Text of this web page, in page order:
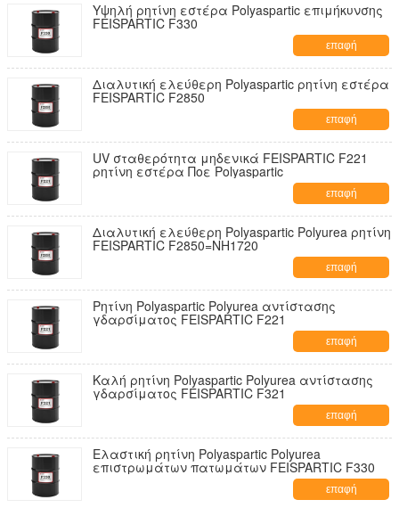
Υψηλή ρητίνη εστέρα Polyaspartic επιμήκυνσης
FEISPARTIC F330
επαφή
Διαλυτική ελεύθερη Polyaspartic ρητίνη εστέρα
FEISPARTIC F2850
επαφή
UV σταθερότητα μηδενικά FEISPARTIC F221
ρητίνη εστέρα Ποε Polyaspartic
επαφή
Διαλυτική ελεύθερη Polyaspartic Polyurea ρητίνη
FEISPARTIC F2850=NH1720
επαφή
Ρητίνη Polyaspartic Polyurea αντίστασης
γδαρσίματος FEISPARTIC F221
επαφή
Καλή ρητίνη Polyaspartic Polyurea αντίστασης
γδαρσίματος FEISPARTIC F321
επαφή
Ελαστική ρητίνη Polyaspartic Polyurea
επιστρωμάτων πατωμάτων FEISPARTIC F330
επαφή